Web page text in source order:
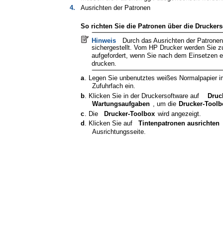
4.
Ausrichten der Patronen
So richten Sie die Patronen über die
Hinweis
Durch das Ausrichten der
sichergestellt. Vom HP Drucker werden Sie
aufgefordert, wenn Sie nach dem Einsetzen
drucken.
a. Legen Sie unbenutztes weißes Normalpapier
Zufuhrfach ein.
b. Klicken Sie in der Druckersoftware auf
Wartungsaufgaben , um die Drucker-
c. Die Drucker-Toolbox wird angezeigt.
d . Klicken Sie auf
Tintenpatronen ausrichten
Ausrichtungsseite.